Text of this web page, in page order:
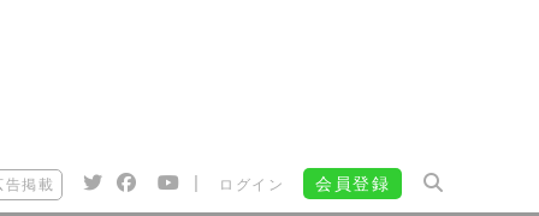
告掲載 | ログイン 会員登録